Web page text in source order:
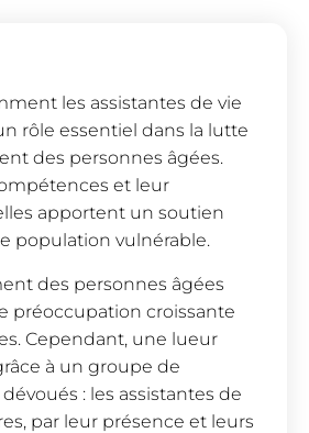
les assistantes de vie
rôle essentiel dans la lutte
des personnes âgées.
et leur
apportent un soutien
population vulnérable.
des personnes âgées
préoccupation croissante
Cependant, une lueur
à un groupe de
: les assistantes de
par leur présence et leurs